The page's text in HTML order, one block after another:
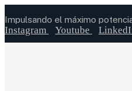
Impulsando el máximo
Instagram Youtube